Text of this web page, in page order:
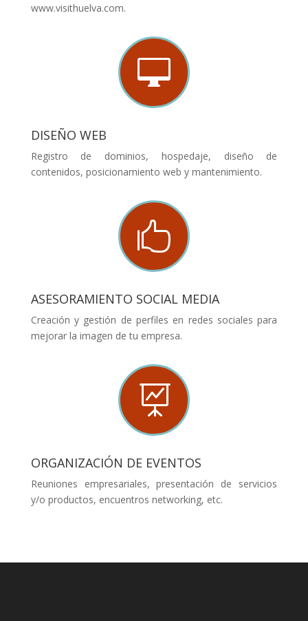
www.visithuelva.com.

DISEÑO WEB
Registro de dominios, hospedaje, diseño de
contenidos, posicionamiento web y mantenimiento.

ASESORAMIENTO SOCIAL MEDIA
Creación y gestión de perfiles en redes sociales para
mejorar la imagen de tu empresa.

ORGANIZACIÓN DE EVENTOS
Reuniones empresariales, presentación de servicios
y/o productos, encuentros networking, etc.